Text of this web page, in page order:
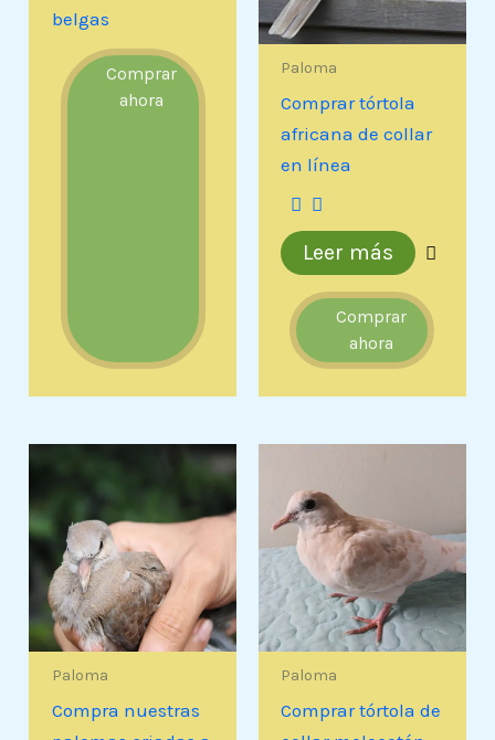
belgas
Comprar
ahora
Paloma
Comprar tórtola
africana de collar
en línea
Leer más
Comprar
ahora
Paloma
Compra nuestras
Paloma
Comprar tórtola de